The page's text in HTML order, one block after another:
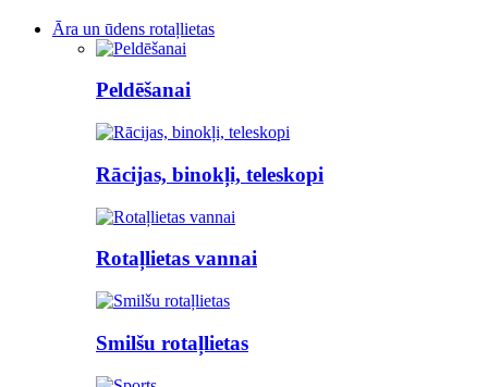
Āra un ūdens rotaļlietas
Peldēšanai
Rācijas, binokļi, teleskopi
Rotaļlietas vannai
Smilšu rotaļlietas